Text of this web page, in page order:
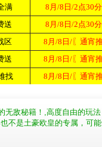
无敌秘籍！,高度自由的玩
不是土豪欧皇的专属，可